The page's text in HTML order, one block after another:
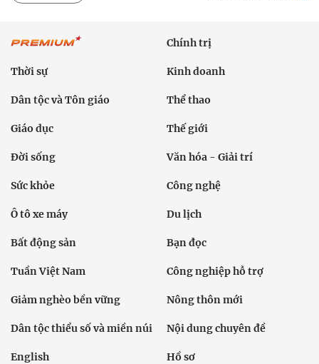
Chính trị
Thời sự Kinh doanh
Dân tộc và Tôn giáo Thể thao
Giáo dục Thế giới
Đời sống Văn hóa - Giải trí
Sức khỏe Công nghệ
Ô tô xe máy Du lịch
Bất động sản Bạn đọc
Tuần Việt Nam Công nghiệp hỗ trợ
Giảm nghèo bền vững Nông thôn mới
Dân tộc thiểu số và miền núi Nội dung chuyên đề
English Hồ sơ